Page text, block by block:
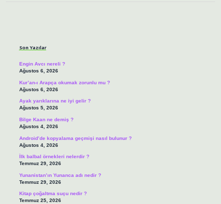
Son Yazılar
Engin Avcı nereli ?
Ağustos 6, 2026
Kur’an-ı Arapça okumak zorunlu mu ?
Ağustos 6, 2026
Ayak yarıklarına ne iyi gelir ?
Ağustos 5, 2026
Bilge Kaan ne demiş ?
Ağustos 4, 2026
Android’de kopyalama geçmişi nasıl bulunur ?
Ağustos 4, 2026
İlk balbal örnekleri nelerdir ?
Temmuz 29, 2026
Yunanistan’ın Yunanca adı nedir ?
Temmuz 29, 2026
Kitap çoğaltma suçu nedir ?
Temmuz 25, 2026